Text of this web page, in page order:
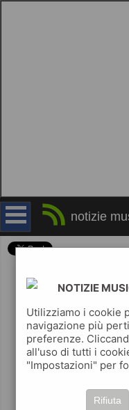
notizie
LAURA PAUSINI
NOTIZIE
Utilizziamo i cookie
navigazione più
preferenze.
all'uso di tutti i
"Impostazioni" per
Rifiuta